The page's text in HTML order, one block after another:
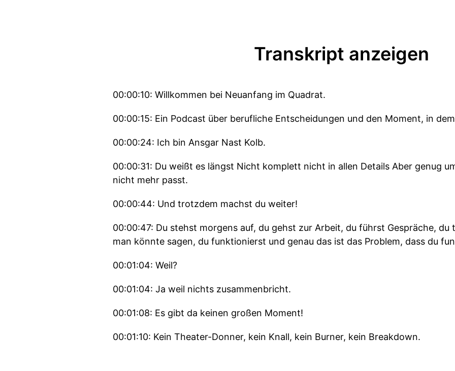
Transkript anzeigen
00:00:10: Willkommen bei Neuanfang im Quadrat.
00:00:15: Ein Podcast über berufliche Entscheidungen und den Moment, in
00:00:24: Ich bin Ansgar Nast Kolb.
00:00:31: Du weißt es längst Nicht komplett nicht in allen Details Aber genug
nicht mehr passt.
00:00:44: Und trotzdem machst du weiter!
00:00:47: Du stehst morgens auf, du gehst zur Arbeit, du führst Gespräche,
man könnte sagen, du funktionierst und genau das ist das Problem, dass du
00:01:04: Weil?
00:01:04: Ja weil nichts zusammenbricht.
00:01:08: Es gibt da keinen großen Moment!
00:01:10: Kein Theater-Donner, kein Knall, kein Burner, kein Breakdown.